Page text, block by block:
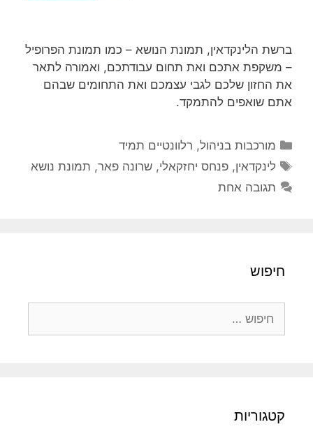
ברשת הלינקדאין, תמונת הנושא – כמו תמונת הפרופיל
– משקפת אתכם ואת תחום עבודתכם, ואמורה לתאר
את החזון שלכם לגבי עצמכם ואת התחומים שבהם
אתם שואפים להתמקד.
קטגוריות
מורכבות בניהול, רלוונטיים תמיד
תגיות
לינקדאין,פנחס יחזקאלי,שרונה פאר, תמונת נושא
תגובה אחת
חיפוש
קטגוריות